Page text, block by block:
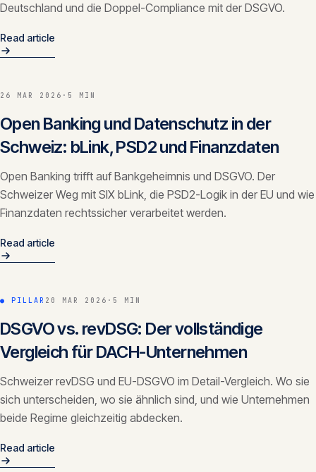
Deutschland und die Doppel-Compliance mit der DSGVO.
Read article
26 MAR 2026 · 5 MIN
Open Banking und Datenschutz in der
Schweiz: bLink, PSD2 und Finanzdaten
Open Banking trifft auf Bankgeheimnis und DSGVO. Der
Schweizer Weg mit SIX bLink, die PSD2-Logik in der EU und wie
Finanzdaten rechtssicher verarbeitet werden.
Read article
● PILLAR 20 MAR 2026 · 5 MIN
DSGVO vs. revDSG: Der vollständige
Vergleich für DACH-Unternehmen
Schweizer revDSG und EU-DSGVO im Detail-Vergleich. Wo sie
sich unterscheiden, wo sie ähnlich sind, und wie Unternehmen
beide Regime gleichzeitig abdecken.
Read article